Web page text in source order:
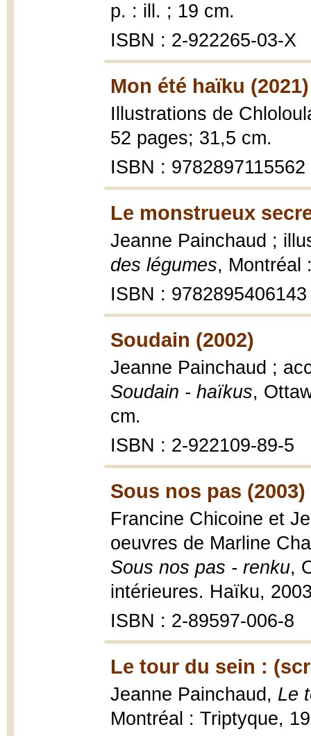
p. : ill. ; 19 cm.
ISBN : 2-922265-03-X
Mon été haïku (2021)
Illustrations de
52 pages; 31,5 cm.
ISBN : 9782897115562
Le monstrueux
Jeanne Painchaud ;
des légumes, Montréal
ISBN : 9782895406143
Soudain (2002)
Jeanne Painchaud ;
Soudain - haïkus,
cm.
ISBN : 2-922109-89-5
Sous nos pas (2003)
Francine Chicoine et
oeuvres de Marline
Sous nos pas - renku,
intérieures. Haïku,
ISBN : 2-89597-006-8
Le tour du sein :
Jeanne Painchaud, Le
Montréal : Triptyque,